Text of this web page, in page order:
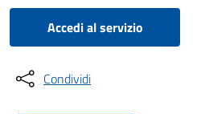
Accedi al servizio
Condividi